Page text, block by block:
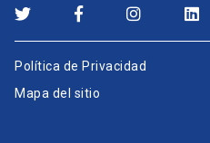
Política de Privacidad
Mapa del sitio